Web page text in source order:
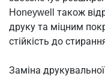
Honeywell також
друку та міцним
стійкість до
Заміна